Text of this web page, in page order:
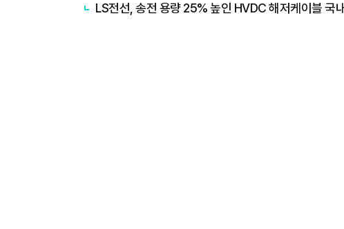
LS전선, 송전 용량 25% 높인 HVDC 해저케이블 국